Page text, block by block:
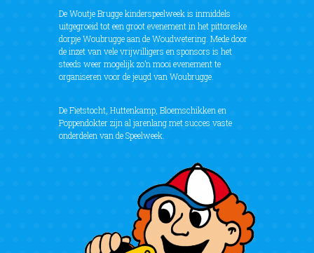
De Woutje Brugge kinderspeelweek is inmiddels
uitgegroeid tot een groot evenement in het pittoreske
dorpje Woubrugge aan de Woudwetering. Mede door
de inzet van vele vrijwilligers en sponsors is het
steeds weer mogelijk zo’n mooi evenement te
organiseren voor de jeugd van Woubrugge.
De Fietstocht, Huttenkamp, Bloemschikken en
Poppendokter zijn al jarenlang met succes vaste
onderdelen van de Speelweek.